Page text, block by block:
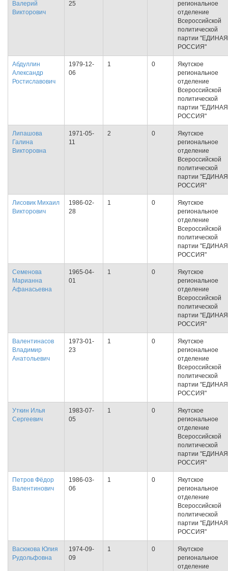
Валерий
Викторович
25
региональное
отделение
Всероссийской
политической
партии "ЕДИНАЯ
РОССИЯ"
Абдуллин
Александр
Ростиславович
1979-12-
06
1 0
Якутское
региональное
отделение
Всероссийской
политической
партии "ЕДИНАЯ
РОССИЯ"
Липашова
Галина
Викторовна
1971-05-
11
2 0
Якутское
региональное
отделение
Всероссийской
политической
партии "ЕДИНАЯ
РОССИЯ"
Лисовик Михаил
Викторович
1986-02-
28
1 0
Якутское
региональное
отделение
Всероссийской
политической
партии "ЕДИНАЯ
РОССИЯ"
Семенова
Марианна
Афанасьевна
1965-04-
01
1 0
Якутское
региональное
отделение
Всероссийской
политической
партии "ЕДИНАЯ
РОССИЯ"
Валентинасов
Владимир
Анатольевич
1973-01-
23
1 0
Якутское
региональное
отделение
Всероссийской
политической
партии "ЕДИНАЯ
РОССИЯ"
Уткин Илья
Сергеевич
1983-07-
05
1 0
Якутское
региональное
отделение
Всероссийской
политической
партии "ЕДИНАЯ
РОССИЯ"
Петров Фёдор
Валентинович
1986-03-
06
1 0
Якутское
региональное
отделение
Всероссийской
политической
партии "ЕДИНАЯ
РОССИЯ"
Васюкова Юлия
Рудольфовна
1974-09-
09
1 0
Якутское
региональное
отделение